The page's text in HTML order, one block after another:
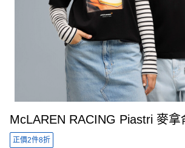
McLAREN RACING Piastri 麥拿
正價2件8折